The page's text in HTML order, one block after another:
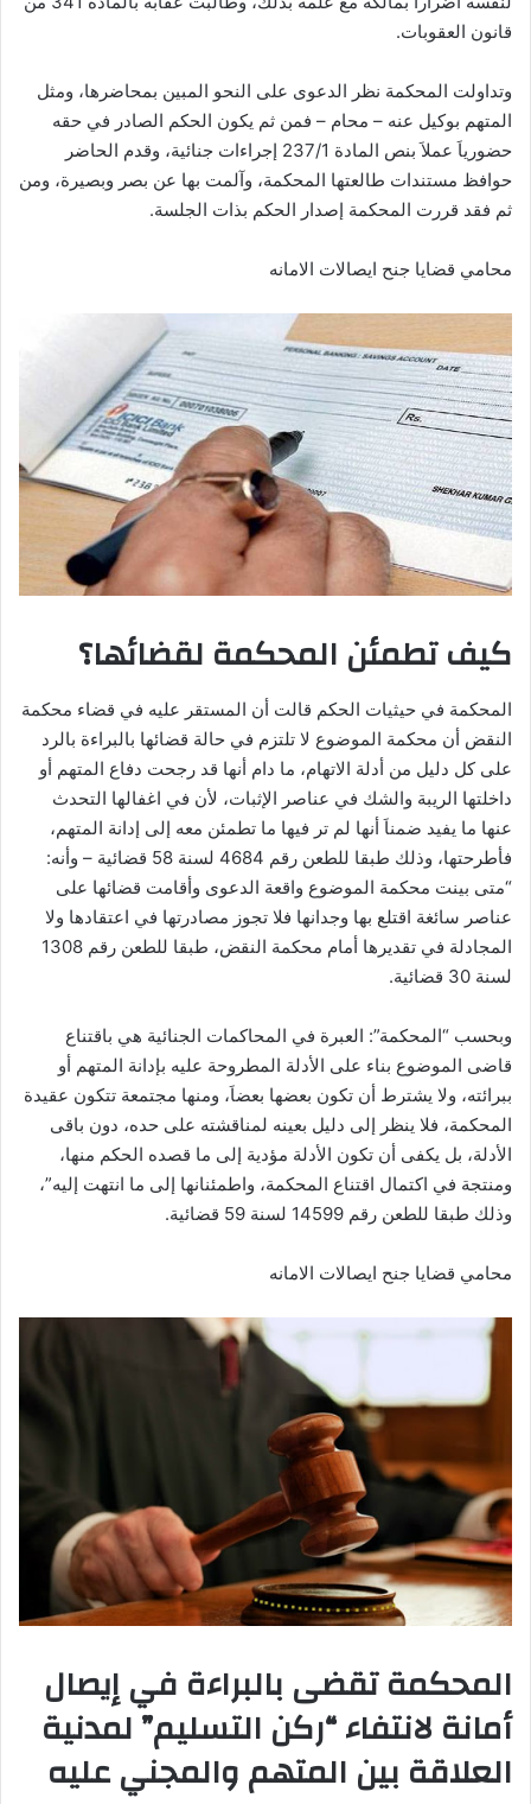
قانون العقوبات.
وتداولت المحكمة نظر الدعوى على النحو المبين بمحاضرها، ومثل
المتهم بوكيل عنه – محام – فمن ثم يكون الحكم الصادر في حقه
حضورياَ عملاَ بنص المادة 237/1 إجراءات جنائية، وقدم الحاضر
حوافظ مستندات طالعتها المحكمة، وآلمت بها عن بصر وبصيرة، ومن
ثم فقد قررت المحكمة إصدار الحكم بذات الجلسة.
محامي قضايا جنح ايصالات الامانه
كيف تطمئن المحكمة لقضائها؟
المحكمة في حيثيات الحكم قالت أن المستقر عليه في قضاء محكمة
النقض أن محكمة الموضوع لا تلتزم في حالة قضائها بالبراءة بالرد
على كل دليل من أدلة الاتهام، ما دام أنها قد رجحت دفاع المتهم أو
داخلتها الريبة والشك في عناصر الإثبات، لأن في اغفالها التحدث
عنها ما يفيد ضمناَ أنها لم تر فيها ما تطمئن معه إلى إدانة المتهم،
فأطرحتها، وذلك طبقا للطعن رقم 4684 لسنة 58 قضائية – وأنه:
“متى بينت محكمة الموضوع واقعة الدعوى وأقامت قضائها على
عناصر سائغة اقتلع بها وجدانها فلا تجوز مصادرتها في اعتقادها ولا
المجادلة في تقديرها أمام محكمة النقض، طبقا للطعن رقم 1308
لسنة 30 قضائية.
وبحسب “المحكمة”: العبرة في المحاكمات الجنائية هي باقتناع
قاضى الموضوع بناء على الأدلة المطروحة عليه بإدانة المتهم أو
ببرائته، ولا يشترط أن تكون بعضها بعضاَ، ومنها مجتمعة تتكون عقيدة
المحكمة، فلا ينظر إلى دليل بعينه لمناقشته على حده، دون باقى
الأدلة، بل يكفى أن تكون الأدلة مؤدية إلى ما قصده الحكم منها،
ومنتجة في اكتمال اقتناع المحكمة، واطمئنانها إلى ما انتهت إليه”،
وذلك طبقا للطعن رقم 14599 لسنة 59 قضائية.
محامي قضايا جنح ايصالات الامانه
المحكمة تقضى بالبراءة في إيصال
أمانة لانتفاء “ركن التسليم” لمدنية
العلاقة بين المتهم والمجني عليه